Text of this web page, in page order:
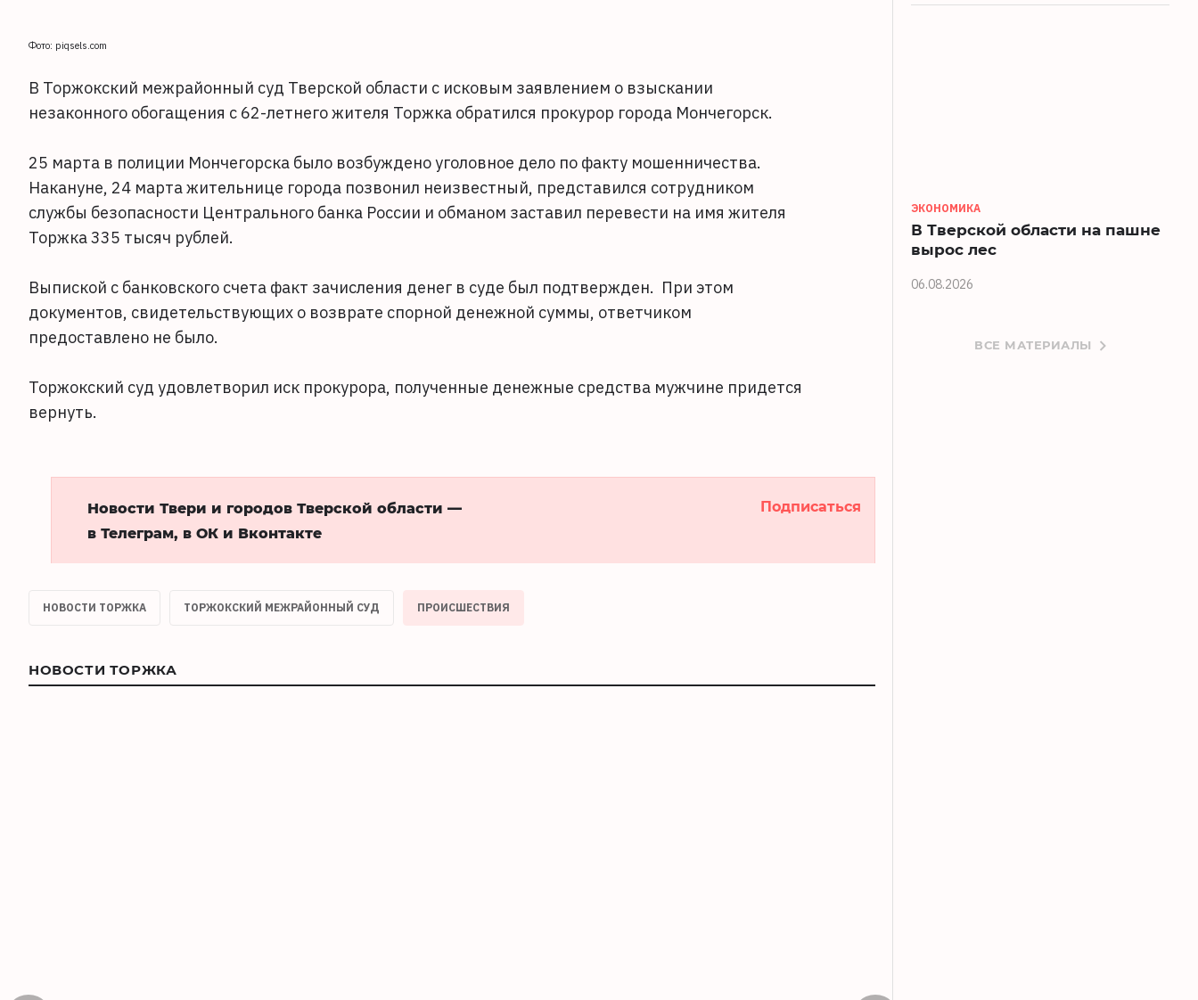
Фото: piqsels.com
В Торжокский межрайонный суд Тверской области с исковым заявлением о взыскании
незаконного обогащения с 62-летнего жителя Торжка обратился прокурор города Мончегорск.
25 марта в полиции Мончегорска было возбуждено уголовное дело по факту мошенничества.
Накануне, 24 марта жительнице города позвонил неизвестный, представился сотрудником
службы безопасности Центрального банка России и обманом заставил перевести на имя жителя
Торжка 335 тысяч рублей.
Выпиской с банковского счета факт зачисления денег в суде был подтвержден. При этом
документов, свидетельствующих о возврате спорной денежной суммы, ответчиком
предоставлено не было.
Торжокский суд удовлетворил иск прокурора, полученные денежные средства мужчине придется
вернуть.
Новости Твери и городов Тверской области —
в Телеграм, в ОК и Вконтакте
Подписаться
НОВОСТИ ТОРЖКА ТОРЖОКСКИЙ МЕЖРАЙОННЫЙ СУД ПРОИСШЕСТВИЯ
НОВОСТИ ТОРЖКА
ЭКОНОМИКА
В Тверской области на пашне
вырос лес
06.08.2026
ВСЕ МАТЕРИАЛЫ